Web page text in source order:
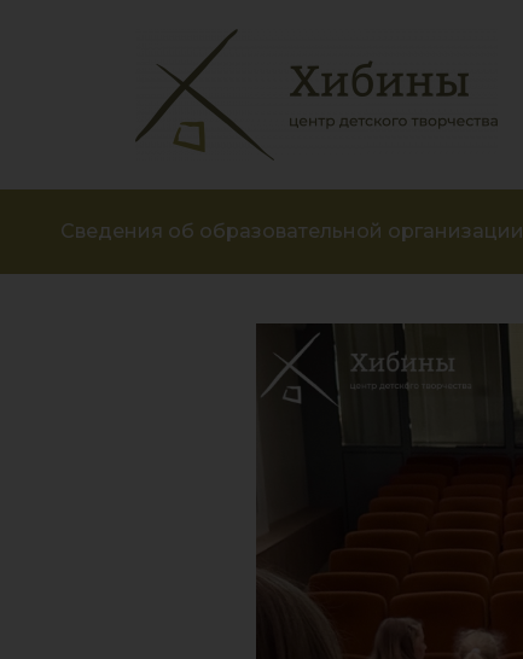
Сведения об образовательной организации